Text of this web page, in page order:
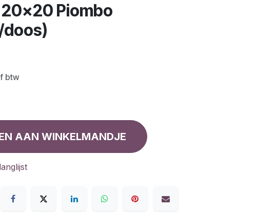
20x20 Piombo
doos)
btw
AAN WINKELMANDJE